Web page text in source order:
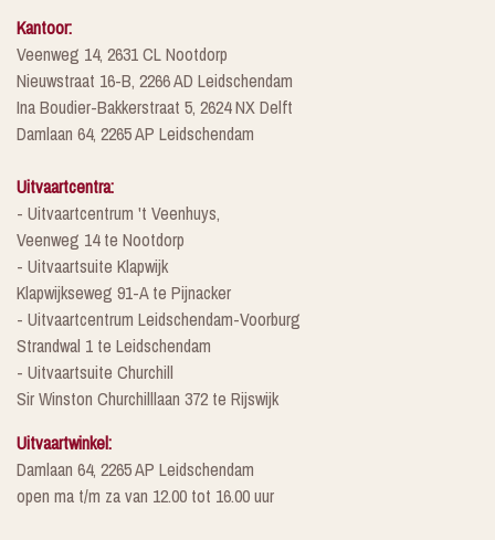
Kantoor:
Veenweg 14, 2631 CL Nootdorp
Nieuwstraat 16-B, 2266 AD Leidschendam
Ina Boudier-Bakkerstraat 5, 2624 NX Delft
Damlaan 64, 2265 AP Leidschendam
Uitvaartcentra:
- Uitvaartcentrum 't Veenhuys,
Veenweg 14 te Nootdorp
- Uitvaartsuite Klapwijk
Klapwijkseweg 91-A te Pijnacker
- Uitvaartcentrum Leidschendam-Voorburg
Strandwal 1 te Leidschendam
- Uitvaartsuite Churchill
Sir Winston Churchilllaan 372 te Rijswijk
Uitvaartwinkel:
Damlaan 64, 2265 AP Leidschendam
open ma t/m za van 12.00 tot 16.00 uur